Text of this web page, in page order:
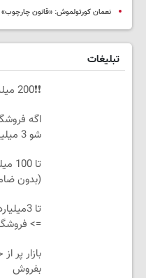
نعمان کورتولموش: «قانون چارچوب»
تبلیغات
❗❗200 میلیون وام❗❗ فقط با احراز هویت
اگه
شو 3 میلیارد وام بگیر
تا
(بدون
تا
=>
بفروش